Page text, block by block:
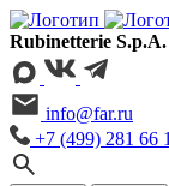
Rubinetterie
info@far.ru
+7 (499) 281 66